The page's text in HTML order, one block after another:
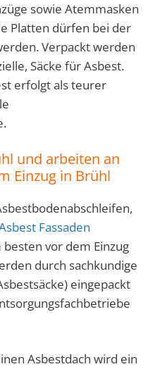
sowie Atemmasken
Platten dürfen bei der
Verpackt werden
Säcke für Asbest.
erfolgt als teurer
und arbeiten an
Einzug in Brühl
Fassaden
vor dem Einzug
durch sachkundige
eingepackt
Asbestdach wird ein